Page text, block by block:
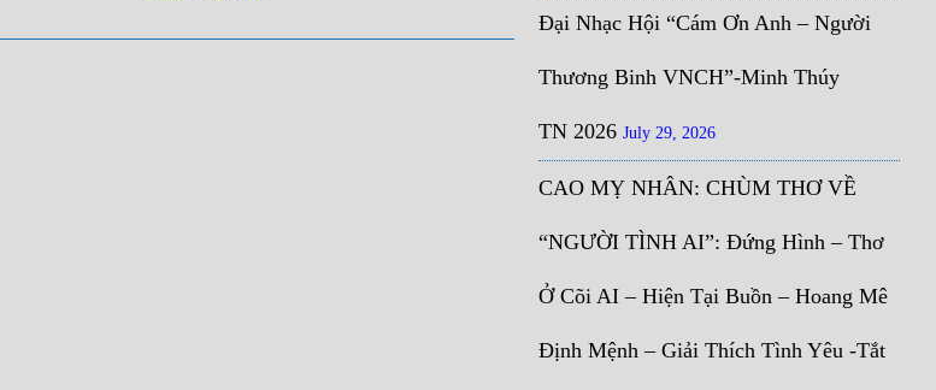
Đại Nhạc Hội “Cám Ơn Anh – Người
Thương Binh VNCH”-Minh Thúy
TN 2026 July 29, 2026
CAO MỴ NHÂN: CHÙM THƠ VỀ
“NGƯỜI TÌNH AI”: Đứng Hình – Thơ
Ở Cõi AI – Hiện Tại Buồn – Hoang Mê
Định Mệnh – Giải Thích Tình Yêu -Tắt